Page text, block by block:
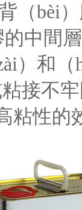
（bèi
中間層
）和
粘接不
粘性的